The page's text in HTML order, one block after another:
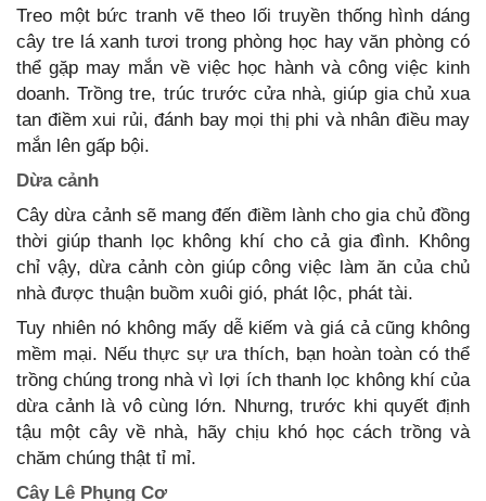
Treo một bức tranh vẽ theo lối truyền thống hình dáng
cây tre lá xanh tươi trong phòng học hay văn phòng có
thể gặp may mắn về việc học hành và công việc kinh
doanh. Trồng tre, trúc trước cửa nhà, giúp gia chủ xua
tan điềm xui rủi, đánh bay mọi thị phi và nhân điều may
mắn lên gấp bội.
Dừa cảnh
Cây dừa cảnh sẽ mang đến điềm lành cho gia chủ đồng
thời giúp thanh lọc không khí cho cả gia đình. Không
chỉ vậy, dừa cảnh còn giúp công việc làm ăn của chủ
nhà được thuận buồm xuôi gió, phát lộc, phát tài.
Tuy nhiên nó không mấy dễ kiếm và giá cả cũng không
mềm mại. Nếu thực sự ưa thích, bạn hoàn toàn có thể
trồng chúng trong nhà vì lợi ích thanh lọc không khí của
dừa cảnh là vô cùng lớn. Nhưng, trước khi quyết định
tậu một cây về nhà, hãy chịu khó học cách trồng và
chăm chúng thật tỉ mỉ.
Cây Lê Phụng Cơ